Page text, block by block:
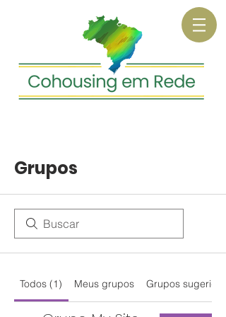
Grupos
Todos (1) Meus grupos Grupos sugeridos